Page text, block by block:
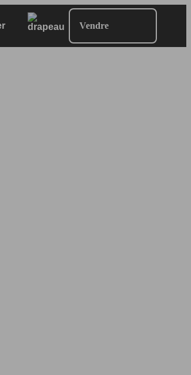
Vendre